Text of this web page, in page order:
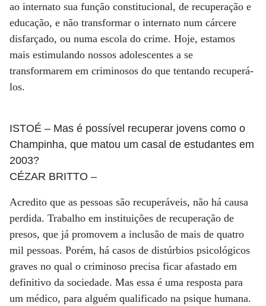
ao internato sua função constitucional, de recuperação e
educação, e não transformar o internato num cárcere
disfarçado, ou numa escola do crime. Hoje, estamos
mais estimulando nossos adolescentes a se
transformarem em criminosos do que tentando recuperá-
los.
ISTOÉ – Mas é possível recuperar jovens como o
Champinha, que matou um casal de estudantes em
2003?
CÉZAR BRITTO –
Acredito que as pessoas são recuperáveis, não há causa
perdida. Trabalho em instituições de recuperação de
presos, que já promovem a inclusão de mais de quatro
mil pessoas. Porém, há casos de distúrbios psicológicos
graves no qual o criminoso precisa ficar afastado em
definitivo da sociedade. Mas essa é uma resposta para
um médico, para alguém qualificado na psique humana.